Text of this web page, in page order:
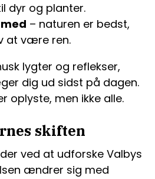
dyr og planter.
– naturen er bedst,
at være ren.
lygter og reflekser,
dig ud sidst på dagen.
oplyste, men ikke alle.
skiften
ved at udforske Valbys
ændrer sig med